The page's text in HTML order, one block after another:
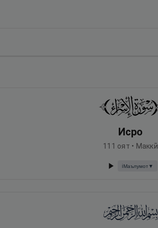
Исро
111 оят • Маккӣ
ℹ️Маълумот▼